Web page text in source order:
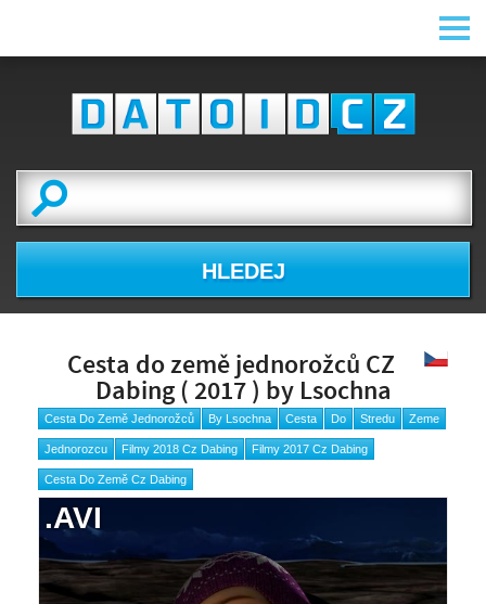
HLEDEJ
Cesta do země jednorožců CZ
Dabing ( 2017 ) by Lsochna
Cesta Do Země Jednorožců By Lsochna Cesta Do Stredu Zeme
Jednorozcu Filmy 2018 Cz Dabing Filmy 2017 Cz Dabing
Cesta Do Země Cz Dabing
NÁHLED VIDEA
NENÍ K DISPOZICI
.AVI